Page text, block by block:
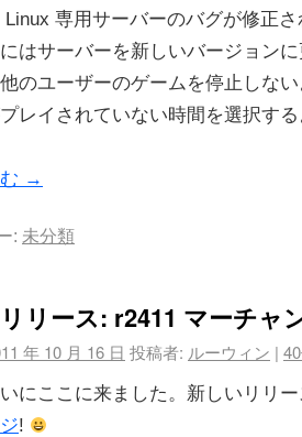
Linux 専用サーバーのバグが修正
はサーバーを新しいバージョン
のユーザーのゲームを停止しな
レイされていない時間を選択す
→
: 未分類
リース: r2411 マーチャ
年 10 月 16 日 投稿者: ルーウィン |
にここに来ました。新しいリリ
!